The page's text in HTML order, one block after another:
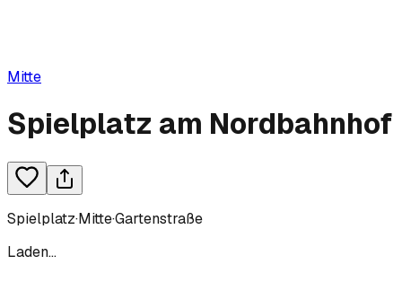
Mitte
Spielplatz am Nordbahnhof
Spielplatz·Mitte·Gartenstraße
Laden...